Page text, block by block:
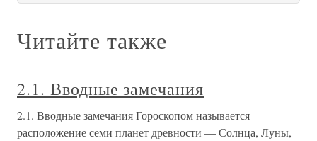
Читайте также
2.1. Вводные замечания
2.1. Вводные замечания Гороскопом называется
расположение семи планет древности — Солнца, Луны,